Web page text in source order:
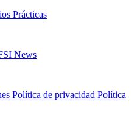
Prácticas
News
Política de privacidad Política